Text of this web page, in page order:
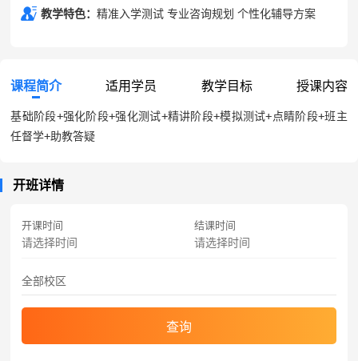
教学特色：精准入学测试 专业咨询规划 个性化辅导方案
课程简介 适用学员 教学目标 授课内容
基础阶段+强化阶段+强化测试+精讲阶段+模拟测试+点睛阶段+班主
任督学+助教答疑
开班详情
开课时间 结课时间
查询